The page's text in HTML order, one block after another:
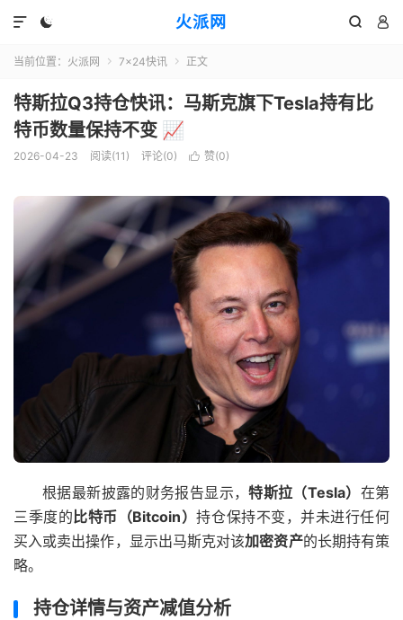
火派网
  

当前位置： 火派网  7×24快讯  正文
特斯拉Q3持仓快讯：马斯克旗下Tesla持有比
特币数量保持不变 📈
2026-04-23 阅读(11) 评论(0)  赞(0)
根据最新披露的财务报告显示，特斯拉（Tesla） 在第
三季度的 比特币（Bitcoin）持仓保持不变，并未进行任何
买入或卖出操作，显示出马斯克对该加密资产的长期持有策
略。
持仓详情与资产减值分析